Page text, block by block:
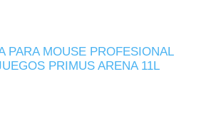
PARA MOUSE PROFESIONAL
PRIMUS ARENA 11L